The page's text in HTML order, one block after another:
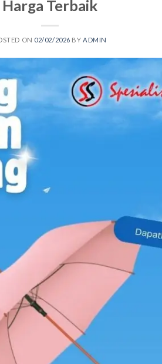
Harga Terbaik
ON 02/02/2026 BYADMIN